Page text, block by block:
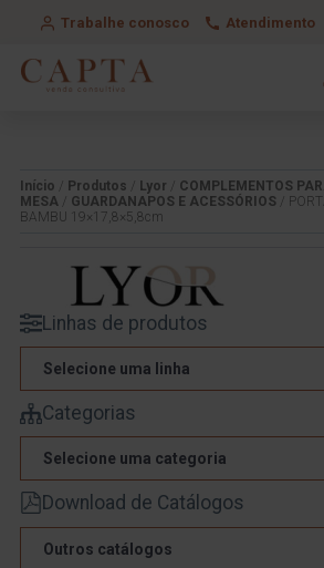
Trabalhe conosco Atendimento
Início Produtos Lyor
COMPLEMENTOS
MESA
GUARDANAPOS E ACESSÓRIOS /
BAMBU 19×17,8×5,8cm
Linhas de produtos
Selecione uma linha
Categorias
Selecione uma categoria
Download de Catálogos
Outros catálogos